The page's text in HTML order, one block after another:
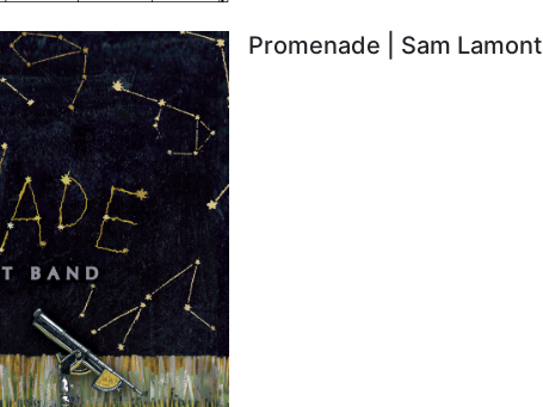
Promenade | Sam Lamont